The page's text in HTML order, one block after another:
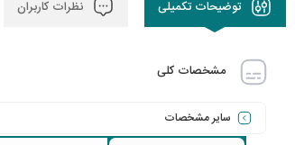
توضیحات تکمیلی نظرات کاربران
مشخصات کلی
سایر مشخصات